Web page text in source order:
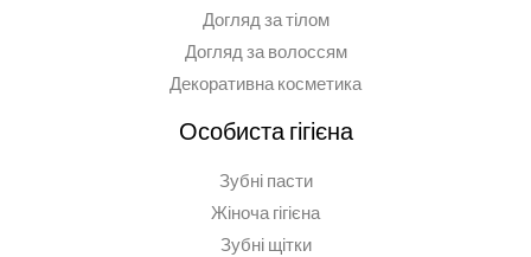
Догляд за тілом
Догляд за волоссям
Декоративна косметика
Особиста гігієна
Зубні пасти
Жіноча гігієна
Зубні щітки